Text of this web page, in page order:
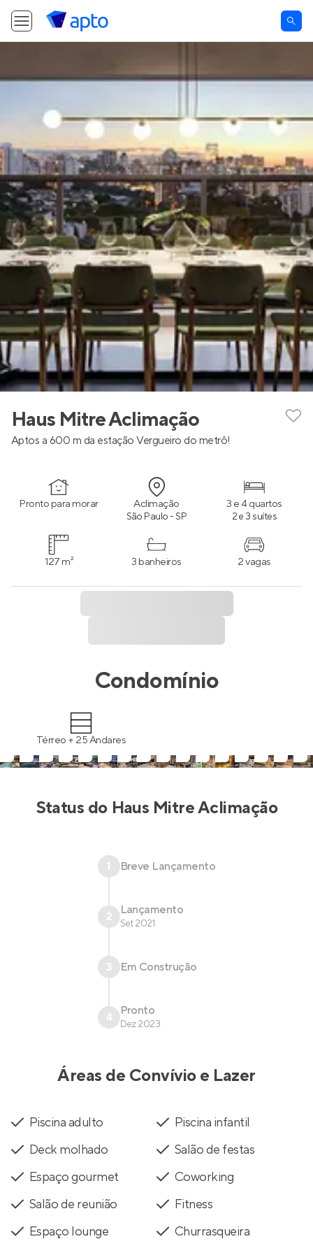
Haus Mitre Aclimação
Aptos a 600 m da estação Vergueiro do metrô!
Pronto para morar Aclimação
São Paulo - SP
3 e 4 quartos
2 e 3 suítes
127 m² 3 banheiros 2 vagas
Condomínio
Térreo + 25 Andares
Status do Haus Mitre Aclimação
1 Breve Lançamento
2 Lançamento
Set 2021
3 Em Construção
4 Pronto
Dez 2023
Áreas de Convívio e Lazer
Piscina adulto
Piscina infantil
Deck molhado
Salão de festas
Espaço gourmet
Coworking
Salão de reunião
Fitness
Espaço lounge
Churrasqueira